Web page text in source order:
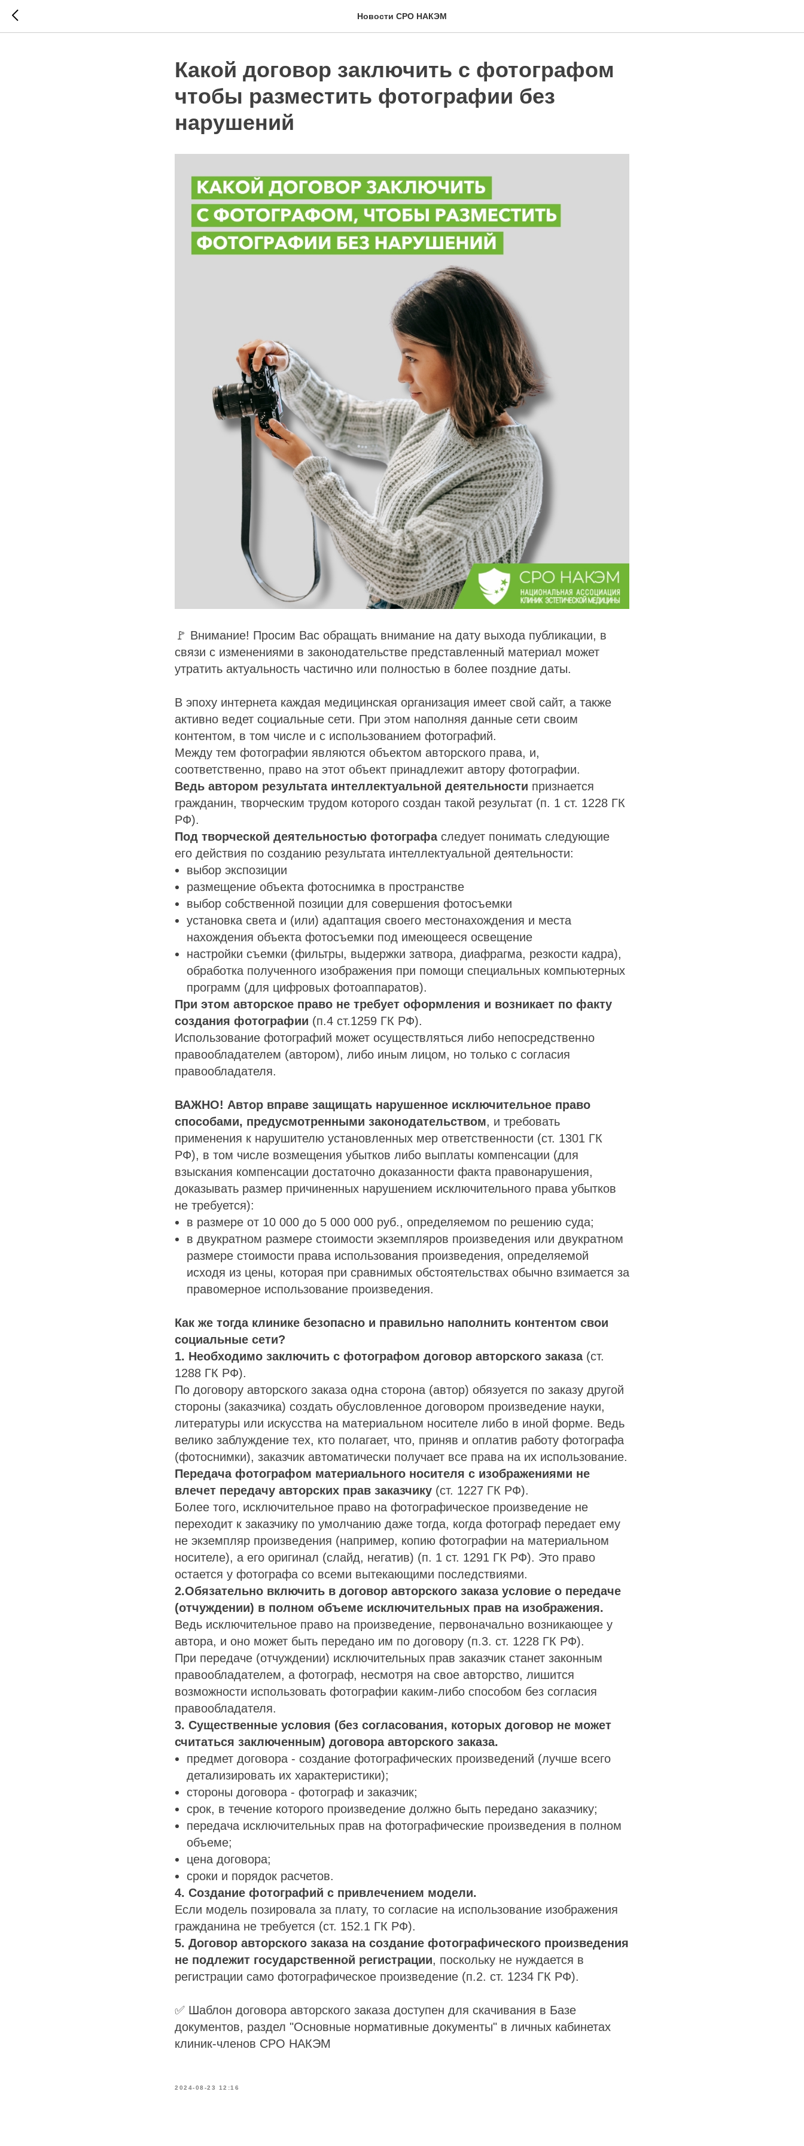
Новости СРО НАКЭМ
Какой договор заключить с фотографом
чтобы разместить фотографии без
нарушений
🚩 Внимание! Просим Вас обращать внимание на дату выхода публикации, в
связи с изменениями в законодательстве представленный материал может
утратить актуальность частично или полностью в более поздние даты.
В эпоху интернета каждая медицинская организация имеет свой сайт, а также
активно ведет социальные сети. При этом наполняя данные сети своим
контентом, в том числе и с использованием фотографий.
Между тем фотографии являются объектом авторского права, и,
соответственно, право на этот объект принадлежит автору фотографии.
Ведь автором результата интеллектуальной деятельности признается
гражданин, творческим трудом которого создан такой результат (п. 1 ст. 1228 ГК
РФ).
Под творческой деятельностью фотографаследует понимать следующие
его действия по созданию результата интеллектуальной деятельности:
выбор экспозиции
размещение объекта фотоснимка в пространстве
выбор собственной позиции для совершения фотосъемки
установка света и (или) адаптация своего местонахождения и места
нахождения объекта фотосъемки под имеющееся освещение
настройки съемки (фильтры, выдержки затвора, диафрагма, резкости кадра),
обработка полученного изображения при помощи специальных компьютерных
программ (для цифровых фотоаппаратов).
При этом авторское право не требует оформления и возникает по факту
создания фотографии (п.4 ст.1259 ГК РФ).
Использование фотографий может осуществляться либо непосредственно
правообладателем (автором), либо иным лицом, но только с согласия
правообладателя.
ВАЖНО! Автор вправе защищать нарушенное исключительное право
способами, предусмотренными законодательством, и требовать
применения к нарушителю установленных мер ответственности (ст. 1301 ГК
РФ), в том числе возмещения убытков либо выплаты компенсации (для
взыскания компенсации достаточно доказанности факта правонарушения,
доказывать размер причиненных нарушением исключительного права убытков
не требуется):
в размере от 10 000 до 5 000 000 руб., определяемом по решению суда;
в двукратном размере стоимости экземпляров произведения или двукратном
размере стоимости права использования произведения, определяемой
исходя из цены, которая при сравнимых обстоятельствах обычно взимается за
правомерное использование произведения.
Как же тогда клинике безопасно и правильно наполнить контентом свои
социальные сети?
1. Необходимо заключить с фотографом договор авторского заказа(ст.
1288 ГК РФ).
По договору авторского заказа одна сторона (автор) обязуется по заказу другой
стороны (заказчика) создать обусловленное договором произведение науки,
литературы или искусства на материальном носителе либо в иной форме. Ведь
велико заблуждение тех, кто полагает, что, приняв и оплатив работу фотографа
(фотоснимки), заказчик автоматически получает все права на их использование.
Передача фотографом материального носителя с изображениями не
влечет передачу авторских прав заказчику (ст. 1227 ГК РФ).
Более того, исключительное право на фотографическое произведение не
переходит к заказчику по умолчанию даже тогда, когда фотограф передает ему
не экземпляр произведения (например, копию фотографии на материальном
носителе), а его оригинал (слайд, негатив) (п. 1 ст. 1291 ГК РФ). Это право
остается у фотографа со всеми вытекающими последствиями.
2.Обязательно включить в договор авторского заказа условие о передаче
(отчуждении) в полном объеме исключительных прав на изображения.
Ведь исключительное право на произведение, первоначально возникающее у
автора, и оно может быть передано им по договору (п.3. ст. 1228 ГК РФ).
При передаче (отчуждении) исключительных прав заказчик станет законным
правообладателем, а фотограф, несмотря на свое авторство, лишится
возможности использовать фотографии каким-либо способом без согласия
правообладателя.
3. Существенные условия (без согласования, которых договор не может
считаться заключенным) договора авторского заказа.
предмет договора - создание фотографических произведений (лучше всего
детализировать их характеристики);
стороны договора - фотограф и заказчик;
срок, в течение которого произведение должно быть передано заказчику;
передача исключительных прав на фотографические произведения в полном
объеме;
цена договора;
сроки и порядок расчетов.
4. Создание фотографий с привлечением модели.
Если модель позировала за плату, то согласие на использование изображения
гражданина не требуется (ст. 152.1 ГК РФ).
5. Договор авторского заказа на создание фотографического произведения
не подлежит государственной регистрации, поскольку не нуждается в
регистрации само фотографическое произведение (п.2. ст. 1234 ГК РФ).
✅ Шаблон договора авторского заказа доступен для скачивания в Базе
документов, раздел "Основные нормативные документы" в личных кабинетах
клиник-членов СРО НАКЭМ
2024-08-23 12:16